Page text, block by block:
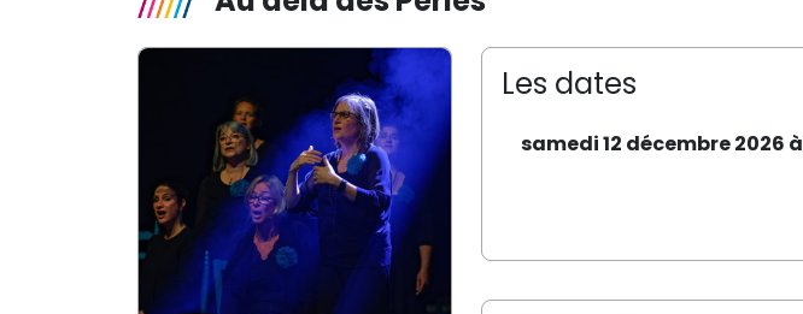
Les dates
samedi 12 décembre 2026